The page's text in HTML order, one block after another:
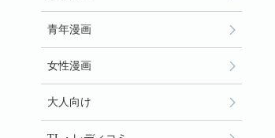
青年漫画
女性漫画
大人向け